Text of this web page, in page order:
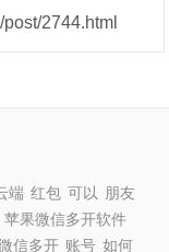
2744.html
端 红包 可以
朋友
苹果微信多开软件
信多开 账号 如何